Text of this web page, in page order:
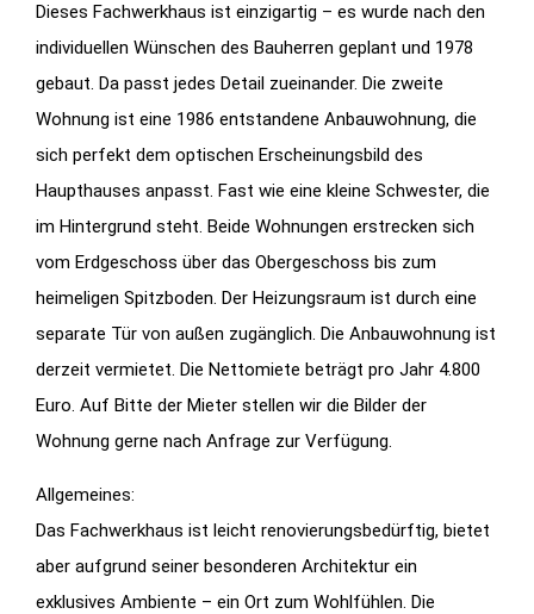
Dieses Fachwerkhaus ist einzigartig – es wurde nach den
individuellen Wünschen des Bauherren geplant und 1978
gebaut. Da passt jedes Detail zueinander. Die zweite
Wohnung ist eine 1986 entstandene Anbauwohnung, die
sich perfekt dem optischen Erscheinungsbild des
Haupthauses anpasst. Fast wie eine kleine Schwester, die
im Hintergrund steht. Beide Wohnungen erstrecken sich
vom Erdgeschoss über das Obergeschoss bis zum
heimeligen Spitzboden. Der Heizungsraum ist durch eine
separate Tür von außen zugänglich. Die Anbauwohnung ist
derzeit vermietet. Die Nettomiete beträgt pro Jahr 4.800
Euro. Auf Bitte der Mieter stellen wir die Bilder der
Wohnung gerne nach Anfrage zur Verfügung.
Allgemeines:
Das Fachwerkhaus ist leicht renovierungsbedürftig, bietet
aber aufgrund seiner besonderen Architektur ein
exklusives Ambiente – ein Ort zum Wohlfühlen. Die